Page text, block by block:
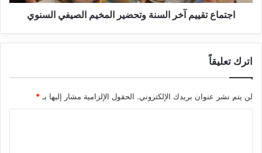
اجتماع تقييم آخر السنة وتحضير المخيم الصيفي السنوي
اترك تعليقاً
لن يتم نشر عنوان بريدك الإلكتروني. الحقول الإلزامية مشار إليها بـ *